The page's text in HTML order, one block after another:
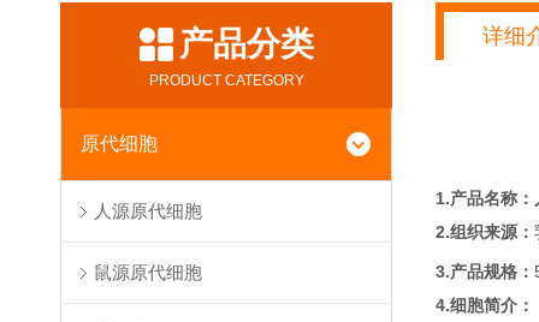
产品分类
PRODUCT CATEGORY
原代细胞
人源原代细胞
鼠源原代细胞
详细
1.产品名称：
2.组织来源：
3.产品规格：
4.细胞简介：